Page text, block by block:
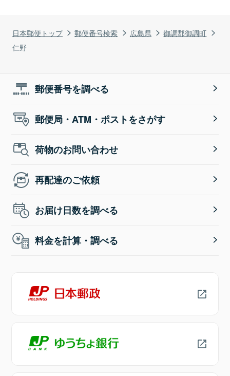
日本郵便トップ 郵便番号検索 広島県
御調郡御調町
仁野
郵便番号を調べる
郵便局・ATM・ポストをさがす
荷物のお問い合わせ
再配達のご依頼
お届け日数を調べる
料金を計算・調べる